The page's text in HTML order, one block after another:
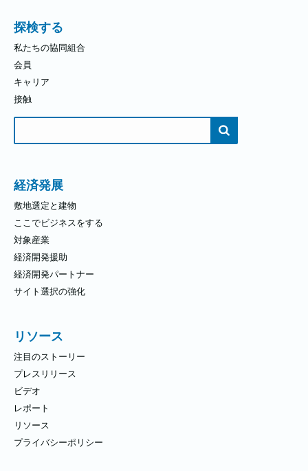
探検する
私たちの協同組合
会員
キャリア
接触
経済発展
敷地選定と建物
ここでビジネスをする
対象産業
経済開発援助
経済開発パートナー
サイト選択の強化
リソース
注目のストーリー
プレスリリース
ビデオ
レポート
リソース
プライバシーポリシー